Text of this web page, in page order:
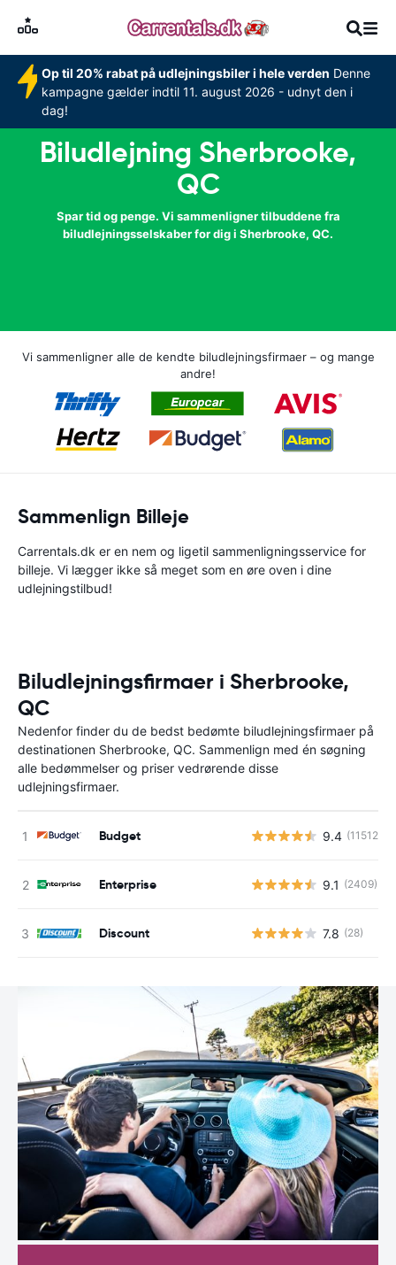
Op til 20% rabat på udlejningsbiler i hele verden Denne
kampagne gælder indtil 11. august 2026 - udnyt den i
dag!
Biludlejning Sherbrooke,
QC
Spar tid og penge. Vi sammenligner tilbuddene fra
biludlejningsselskaber for dig i Sherbrooke, QC.
Vi sammenligner alle de kendte biludlejningsfirmaer – og mange
andre!
Sammenlign Billeje
Carrentals.dk er en nem og ligetil sammenligningsservice for
billeje. Vi lægger ikke så meget som en øre oven i dine
udlejningstilbud!
Biludlejningsfirmaer i Sherbrooke,
QC
Nedenfor finder du de bedst bedømte biludlejningsfirmaer på
destinationen Sherbrooke, QC. Sammenlign med én søgning
alle bedømmelser og priser vedrørende disse
udlejningsfirmaer.
Budget 9.4 (11512)
Enterprise 9.1 (2409)
Discount 7.8 (28)